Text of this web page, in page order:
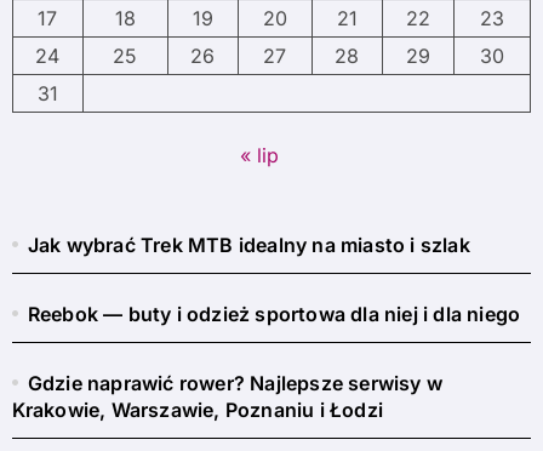
17
18 19 20 21 22
23
24
25 26 27 28 29
30
31
« lip
Jak wybrać Trek MTB idealny na miasto i szlak
Reebok — buty i odzież sportowa dla niej i dla niego
Gdzie naprawić rower? Najlepsze serwisy w
Krakowie, Warszawie, Poznaniu i Łodzi